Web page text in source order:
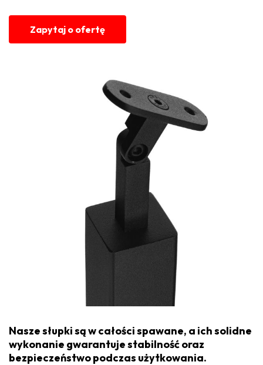
Zapytaj o ofertę
Nasze słupki są w całości spawane, a ich solidne
wykonanie gwarantuje stabilność oraz
bezpieczeństwo podczas użytkowania.